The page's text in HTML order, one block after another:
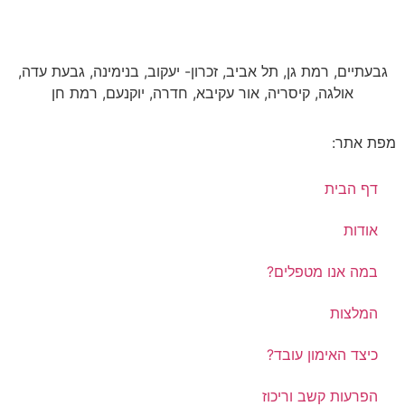
גבעתיים, רמת גן, תל אביב, זכרון- יעקוב, בנימינה, גבעת עדה,
אולגה, קיסריה, אור עקיבא, חדרה, יוקנעם, רמת חן
מפת אתר:
דף הבית
אודות
במה אנו מטפלים?
המלצות
כיצד האימון עובד?
הפרעות קשב וריכוז